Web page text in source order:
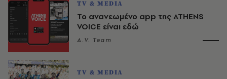
TV & MEDIA
Το ανανεωμένο app της ATHENS
VOICE είναι εδώ
A.V. Team
TV & MEDIA